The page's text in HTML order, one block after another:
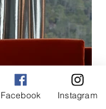
Facebook Instagram